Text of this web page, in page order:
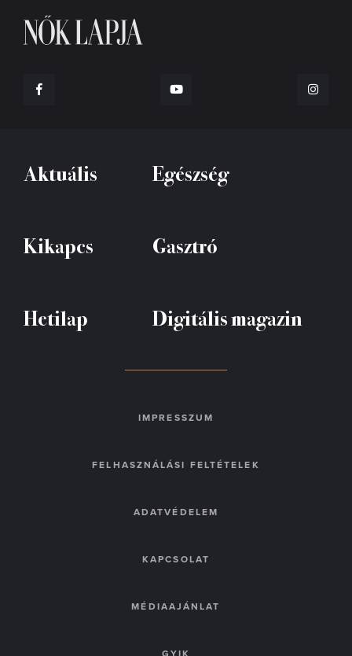
Aktuális Egészség
Kikapcs Gasztró
Hetilap Digitális magazin
IMPRESSZUM
FELHASZNÁLÁSI FELTÉTELEK
ADATVÉDELEM
KAPCSOLAT
MÉDIAAJÁNLAT
GYIK